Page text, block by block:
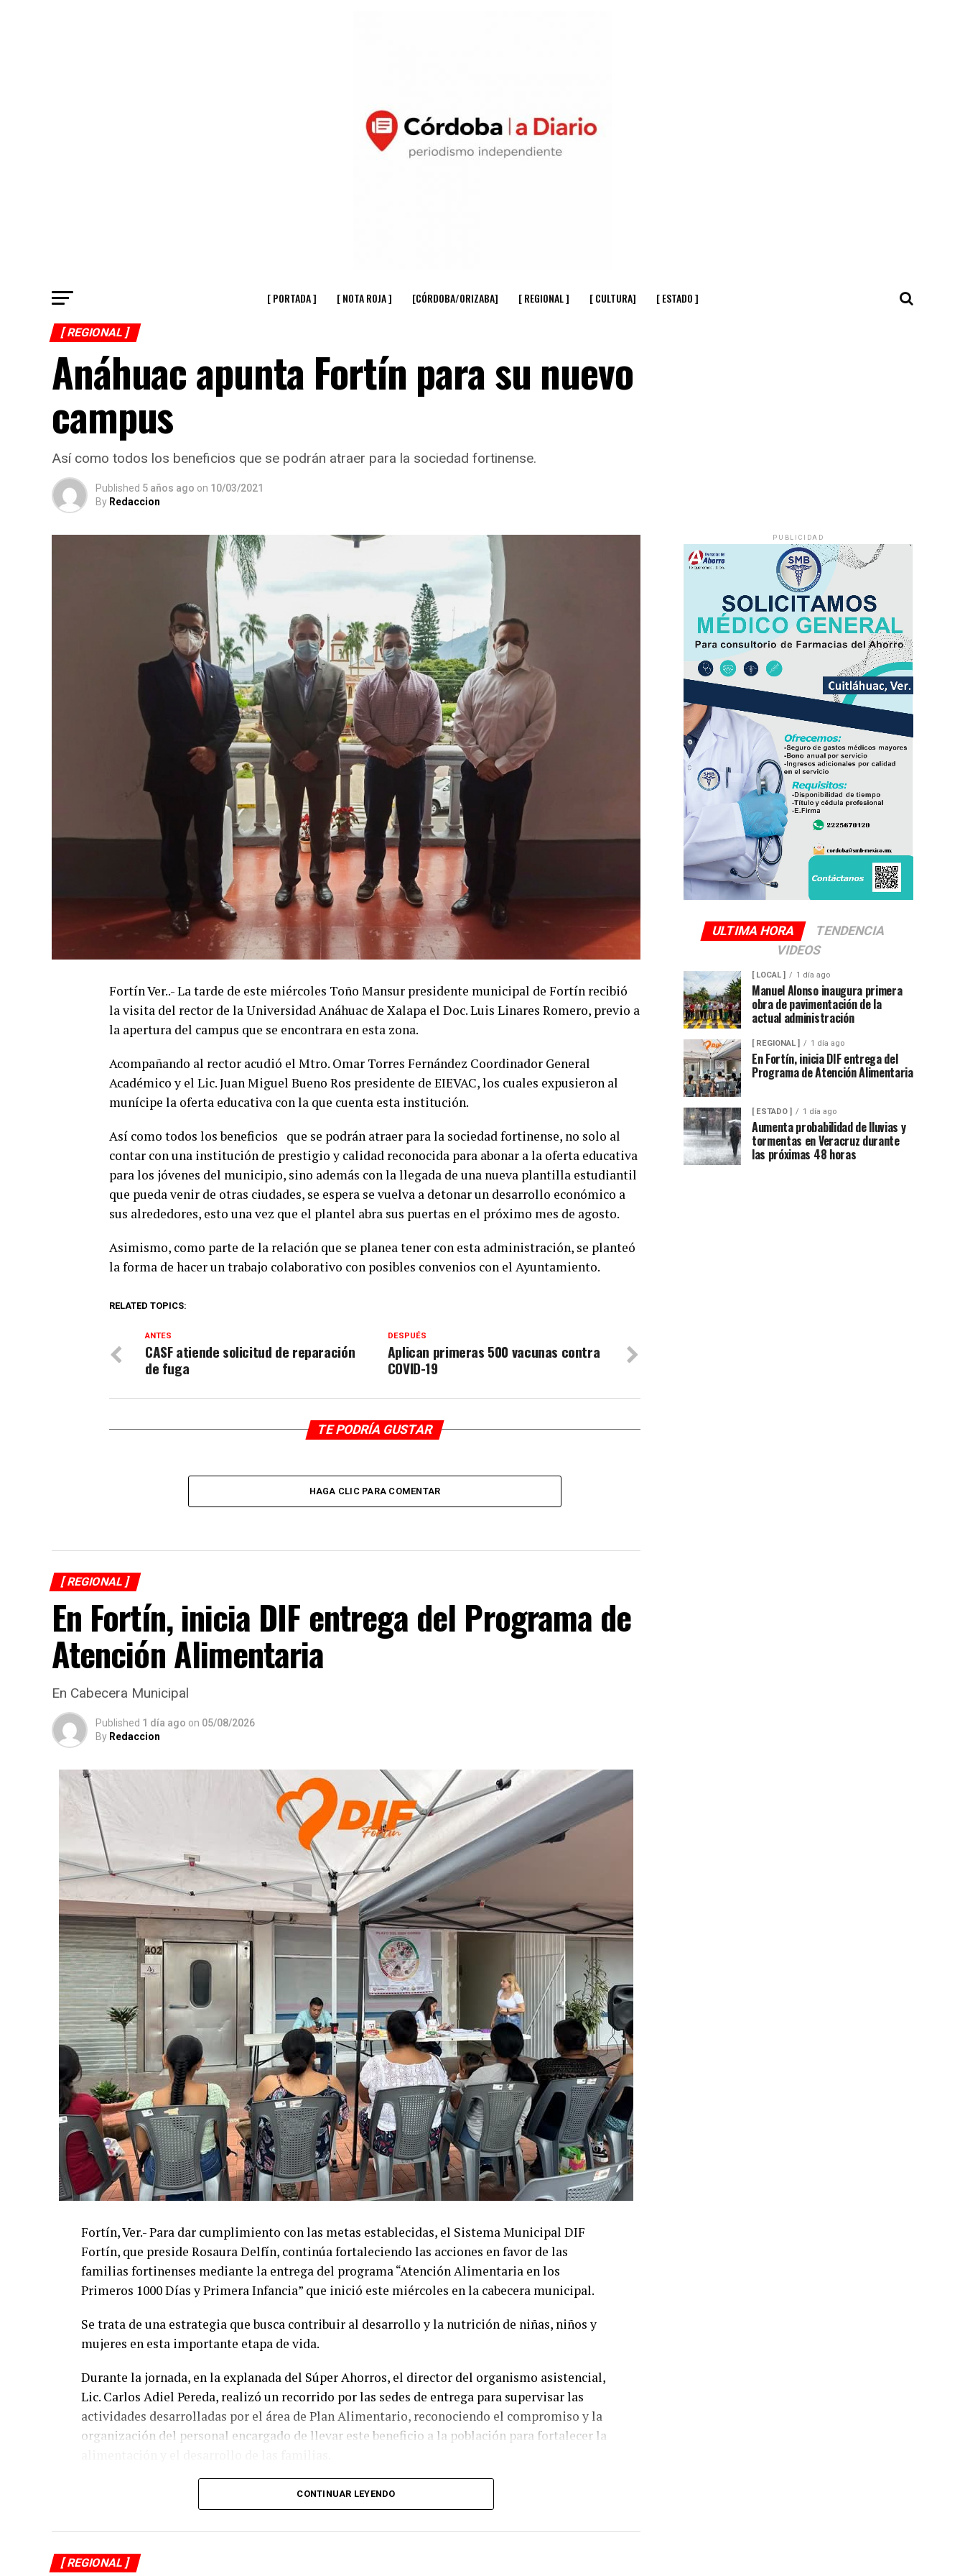
[ PORTADA ] [ NOTA ROJA ] [CÓRDOBA/ORIZABA] [ REGIONAL ] [ CULTURA] [ ESTADO ]
[ REGIONAL ]
Anáhuac apunta Fortín para su nuevo
campus
Así como todos los beneficios que se podrán atraer para la sociedad fortinense.
Published 5 años ago on 10/03/2021
By Redaccion
Fortín Ver..- La tarde de este miércoles Toño Mansur presidente municipal de Fortín recibió
la visita del rector de la Universidad Anáhuac de Xalapa el Doc. Luis Linares Romero, previo a
la apertura del campus que se encontrara en esta zona.
Acompañando al rector acudió el Mtro. Omar Torres Fernández Coordinador General
Académico y el Lic. Juan Miguel Bueno Ros presidente de EIEVAC, los cuales expusieron al
munícipe la oferta educativa con la que cuenta esta institución.
Así como todos los beneficios que se podrán atraer para la sociedad fortinense, no solo al
contar con una institución de prestigio y calidad reconocida para abonar a la oferta educativa
para los jóvenes del municipio, sino además con la llegada de una nueva plantilla estudiantil
que pueda venir de otras ciudades, se espera se vuelva a detonar un desarrollo económico a
sus alrededores, esto una vez que el plantel abra sus puertas en el próximo mes de agosto.
Asimismo, como parte de la relación que se planea tener con esta administración, se planteó
la forma de hacer un trabajo colaborativo con posibles convenios con el Ayuntamiento.
RELATED TOPICS:
DESPUÉS
Aplican primeras 500 vacunas contra
COVID-19
ANTES
CASF atiende solicitud de reparación
de fuga
TE PODRÍA GUSTAR
HAGA CLIC PARA COMENTAR
[ REGIONAL ]
En Fortín, inicia DIF entrega del Programa de
Atención Alimentaria
En Cabecera Municipal
Published 1 día ago on 05/08/2026
By Redaccion
Fortín, Ver.- Para dar cumplimiento con las metas establecidas, el Sistema Municipal DIF
Fortín, que preside Rosaura Delfín, continúa fortaleciendo las acciones en favor de las
familias fortinenses mediante la entrega del programa “Atención Alimentaria en los
Primeros 1000 Días y Primera Infancia” que inició este miércoles en la cabecera municipal.
Se trata de una estrategia que busca contribuir al desarrollo y la nutrición de niñas, niños y
mujeres en esta importante etapa de vida.
Durante la jornada, en la explanada del Súper Ahorros, el director del organismo asistencial,
Lic. Carlos Adiel Pereda, realizó un recorrido por las sedes de entrega para supervisar las
actividades desarrolladas por el área de Plan Alimentario, reconociendo el compromiso y la
organización del personal encargado de llevar este beneficio a la población para fortalecer la
Asimismo, se informa a las personas beneficiarias que las entregas continuarán los días
jueves 6 y viernes 7 de agosto, de acuerdo con las sedes, horarios y localidades que
previamente fueron difundidos a través de los canales oficiales del DIF, cuya institución
trabajo, resultados y hechos que unidos hacemos de Fortín
CONTINUAR LEYENDO
[ REGIONAL ]
PUBLICIDAD
ULTIMA HORA
TENDENCIA
VIDEOS
[ LOCAL ] 1 día ago
Manuel Alonso inaugura primera
obra de pavimentación de la
actual administración
[ REGIONAL ] 1 día ago
En Fortín, inicia DIF entrega del
Programa de Atención Alimentaria
[ ESTADO ] 1 día ago
Aumenta probabilidad de lluvias y
tormentas en Veracruz durante
las próximas 48 horas